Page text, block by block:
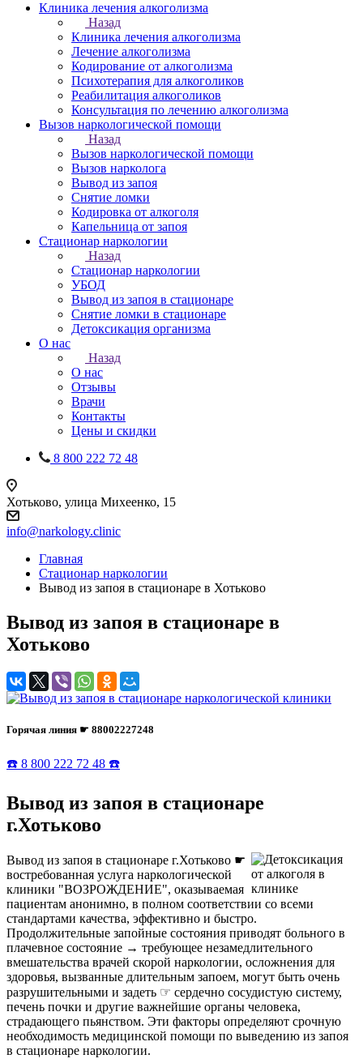
Клиника лечения алкоголизма
Назад
Клиника лечения алкоголизма
Лечение алкоголизма
Кодирование от алкоголизма
Психотерапия для алкоголиков
Реабилитация алкоголиков
Консультация по лечению алкоголизма
Вызов наркологической помощи
Назад
Вызов наркологической помощи
Вызов нарколога
Вывод из запоя
Снятие ломки
Кодировка от алкоголя
Капельница от запоя
Стационар наркологии
Назад
Стационар наркологии
УБОД
Вывод из запоя в стационаре
Снятие ломки в стационаре
Детоксикация организма
О нас
Назад
О нас
Отзывы
Врачи
Контакты
Цены и скидки
8 800 222 72 48
Хотьково, улица Михеенко, 15
info@narkology.clinic
Главная
Стационар наркологии
Вывод из запоя в стационаре в Хотьково
Вывод из запоя в стационаре в
Хотьково
Горячая линия ☛ 88002227248
☎️ 8 800 222 72 48 ☎️
Вывод из запоя в стационаре
г.Хотьково
Вывод из запоя в стационаре г.Хотьково ☛
востребованная услуга наркологической
клиники "ВОЗРОЖДЕНИЕ", оказываемая
пациентам анонимно, в полном соответствии со всеми
стандартами качества, эффективно и быстро.
Продолжительные запойные состояния приводят больного в
плачевное состояние → требующее незамедлительного
вмешательства врачей скорой наркологии, осложнения для
здоровья, вызванные длительным запоем, могут быть очень
разрушительными и задеть ☞ сердечно сосудистую систему,
печень почки и другие важнейшие органы человека,
страдающего пьянством. Эти факторы определяют срочную
необходимость медицинской помощи по выведению из запоя
в стационаре наркологии.